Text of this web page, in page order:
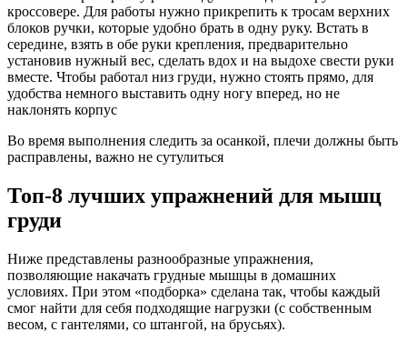
кроссовере. Для работы нужно прикрепить к тросам верхних
блоков ручки, которые удобно брать в одну руку. Встать в
середине, взять в обе руки крепления, предварительно
установив нужный вес, сделать вдох и на выдохе свести руки
вместе. Чтобы работал низ груди, нужно стоять прямо, для
удобства немного выставить одну ногу вперед, но не
наклонять корпус
Во время выполнения следить за осанкой, плечи должны быть
расправлены, важно не сутулиться
Топ-8 лучших упражнений для мышц
груди
Ниже представлены разнообразные упражнения,
позволяющие накачать грудные мышцы в домашних
условиях. При этом «подборка» сделана так, чтобы каждый
смог найти для себя подходящие нагрузки (с собственным
весом, с гантелями, со штангой, на брусьях).